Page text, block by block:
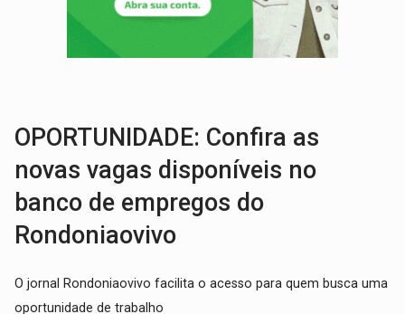
LEVANTAMENTO: Brasil tem uma história marcada por guerras, revoltas e
LAMENTÁVEL: Mulher é encontrada morta dentro de residência
OPORTUNIDADE: Confira as
novas vagas disponíveis no
banco de empregos do
Rondoniaovivo
O jornal Rondoniaovivo facilita o acesso para quem busca uma
oportunidade de trabalho